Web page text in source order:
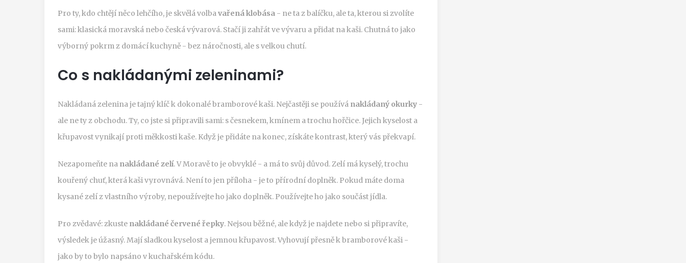
Pro ty, kdo chtějí něco lehčího, je skvělá volbavařená klobása - ne ta z balíčku, ale ta, kterou si zvolíte
sami: klasická moravská nebo česká vývarová. Stačí ji zahřát ve vývaru a přidat na kaši. Chutná to jako
výborný pokrm z domácí kuchyně - bez náročnosti, ale s velkou chutí.
Co s nakládanými zeleninami?
Nakládaná zelenina je tajný klíč k dokonalé bramborové kaši. Nejčastěji se používá nakládaný okurky -
ale ne ty z obchodu. Ty, co jste si připravili sami: s česnekem, kmínem a trochu hořčice. Jejich kyselost a
křupavost vynikají proti měkkosti kaše. Když je přidáte na konec, získáte kontrast, který vás překvapí.
Nezapomeňte na nakládané zelí. V Moravě to je obvyklé - a má to svůj důvod. Zelí má kyselý, trochu
kouřený chuť, která kaši vyrovnává. Není to jen příloha - je to přírodní doplněk. Pokud máte doma
kysané zelí z vlastního výroby, nepoužívejte ho jako doplněk. Používejte ho jako součást jídla.
Pro zvědavé: zkuste nakládané červené řepky. Nejsou běžné, ale když je najdete nebo si připravíte,
výsledek je úžasný. Mají sladkou kyselost a jemnou křupavost. Vyhovují přesně k bramborové kaši -
jako by to bylo napsáno v kuchařském kódu.